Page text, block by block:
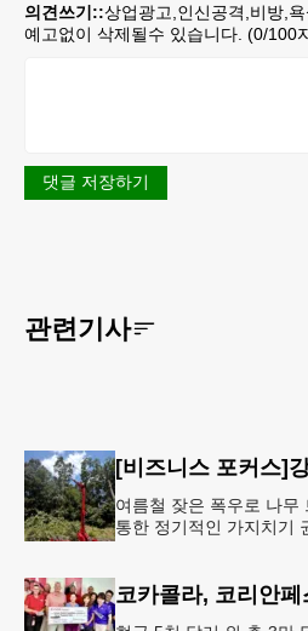
의견쓰기::상업광고,인신공격,비방,
예고없이 삭제될수 있습니다. (0/100
댓글 저장하기
관련기사
여름철 잦은 폭우로 나무
통한 정기적인 가지치기